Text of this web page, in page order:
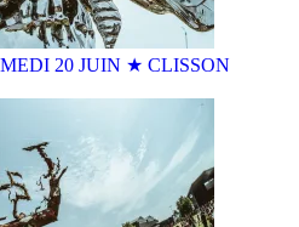
20 JUIN ★ CLISSON